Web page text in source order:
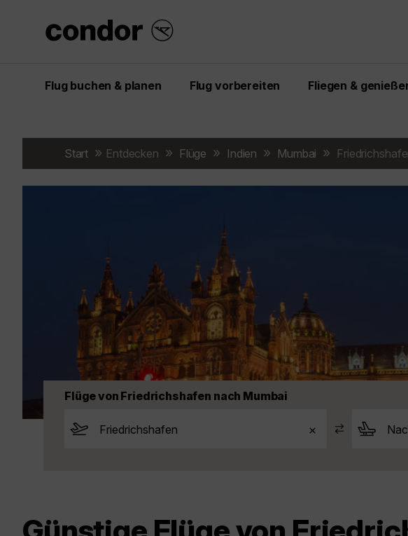
Flug buchen & planen Flug vorbereiten Fliegen &
Start Entdecken Flüge Indien Mumbai
Flüge von Friedrichshafen nach Mumbai